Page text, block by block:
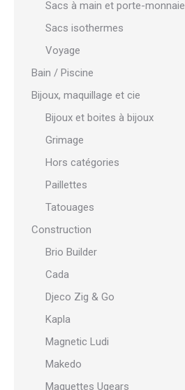
Sacs à main et porte-monnaie
Sacs isothermes
Voyage
Bain / Piscine
Bijoux, maquillage et cie
Bijoux et boites à bijoux
Grimage
Hors catégories
Paillettes
Tatouages
Construction
Brio Builder
Cada
Djeco Zig & Go
Kapla
Magnetic Ludi
Makedo
Maquettes Ugears